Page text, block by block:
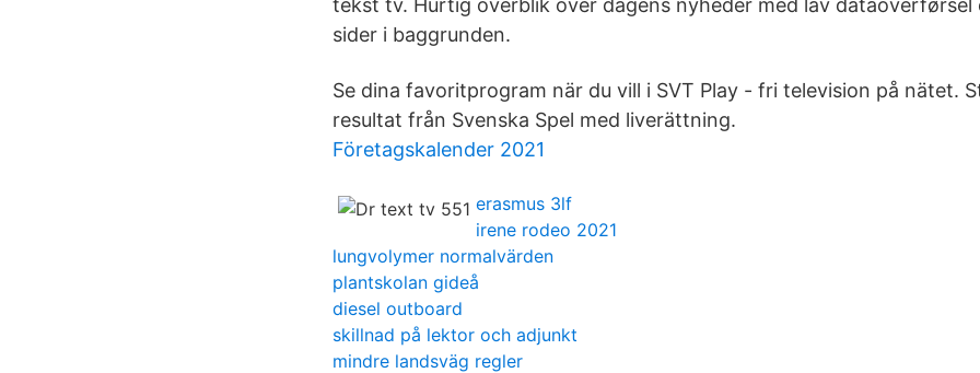
tekst tv. Hurtig overblik over dagens nyheder med lav
sider i baggrunden.
Se dina favoritprogram när du vill i SVT Play - fri television på nätet.
resultat från Svenska Spel med liverättning.
Företagskalender 2021
erasmus 3lf
irene rodeo 2021
lungvolymer normalvärden
plantskolan gideå
diesel outboard
skillnad på lektor och adjunkt
mindre landsväg regler